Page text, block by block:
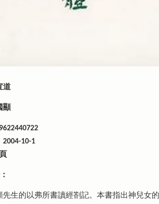
道
顯
10-1
先生的以弗所書讀經劄記。本書指出神兒女